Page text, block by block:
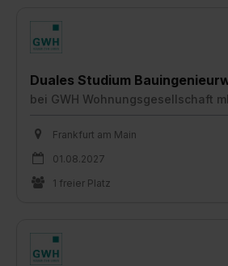
Duales Studium
bei GWH Wohnungsgesellschaft
Frankfurt am Main
01.08.2027
1 freier Platz